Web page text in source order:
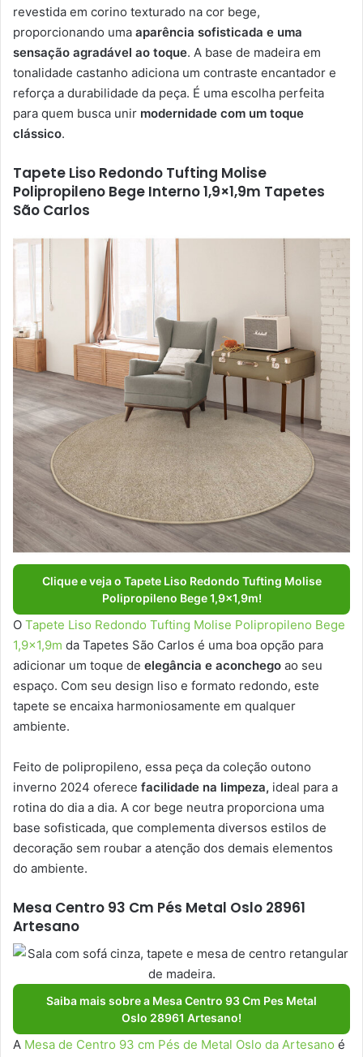
revestida em corino texturado na cor bege,
proporcionando uma aparência sofisticada e uma
sensação agradável ao toque. A base de madeira em
tonalidade castanho adiciona um contraste encantador e
reforça a durabilidade da peça. É uma escolha perfeita
para quem busca unir modernidade com um toque
clássico.
Tapete Liso Redondo Tufting Molise
Polipropileno Bege Interno 1,9×1,9m Tapetes
São Carlos
Clique e veja o Tapete Liso Redondo Tufting Molise
Polipropileno Bege 1,9×1,9m!
O Tapete Liso Redondo Tufting Molise Polipropileno Bege
1,9×1,9m da Tapetes São Carlos é uma boa opção para
adicionar um toque de elegância e aconchego ao seu
espaço. Com seu design liso e formato redondo, este
tapete se encaixa harmoniosamente em qualquer
ambiente.
Feito de polipropileno, essa peça da coleção outono
inverno 2024 oferece facilidade na limpeza, ideal para a
rotina do dia a dia. A cor bege neutra proporciona uma
base sofisticada, que complementa diversos estilos de
decoração sem roubar a atenção dos demais elementos
do ambiente.
Mesa Centro 93 Cm Pés Metal Oslo 28961
Artesano
Saiba mais sobre a Mesa Centro 93 Cm Pes Metal
Oslo 28961 Artesano!
A Mesa de Centro 93 cm Pés de Metal Oslo da Artesano é